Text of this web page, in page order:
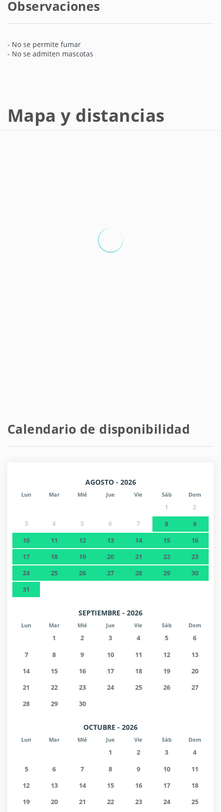
Observaciones
- No se permite fumar
- No se admiten mascotas
Mapa y distancias
Calendario de disponibilidad
AGOSTO - 2026
Lun Mar Mié Jue Vie Sáb Dom
1
2
3
4 5 6 7 8
9
10
11 12 13 14 15
16
17
18 19 20 21 22
23
24
25 26 27 28 29
30
31
SEPTIEMBRE - 2026
Lun Mar Mié Jue Vie Sáb Dom
1 2 3 4 5
6
7
8 9 10 11 12
13
14
15 16 17 18 19
20
21
22 23 24 25 26
27
28
29 30
OCTUBRE - 2026
Lun Mar Mié Jue Vie Sáb Dom
1 2 3
4
5
6 7 8 9 10
11
12
13 14 15 16 17
18
19
20 21 22 23 24
25